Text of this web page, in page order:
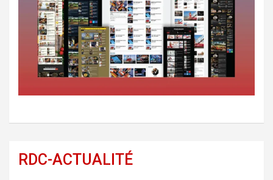
RDC-ACTUALITÉ